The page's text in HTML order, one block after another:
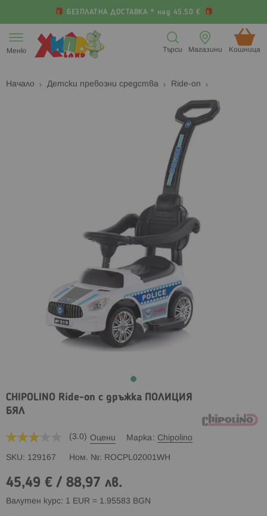
БЕЗПЛАТНА ДОСТАВКА * над 45.50 €
към
съдържанието
Меню Кошница (
Магазини
Търси
Начало Детски превозни средства Ride-on
CHIPOLINO Ride-on с дръжка ПОЛИЦИЯ
БЯЛ
(3.0) Оцени Марка Chipolino
SKU 129167 Ном. № ROCPL02001WH
45,49 € / 88,97 лв.
Валутен курс: 1 EUR = 1.95583 BGN